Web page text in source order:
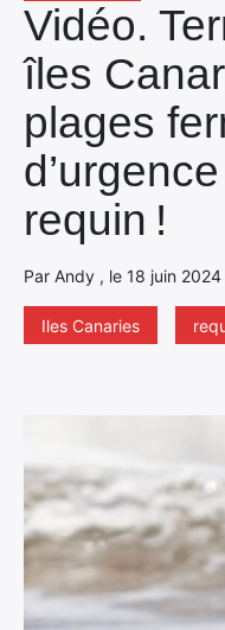
Vidéo.
îles
plages
requin !
Par Andy , le 18 juin
Iles Canaries